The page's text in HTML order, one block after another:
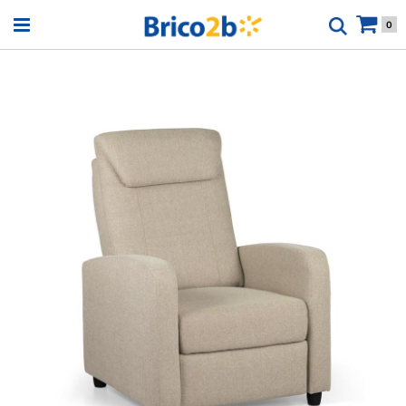
Open menu 0